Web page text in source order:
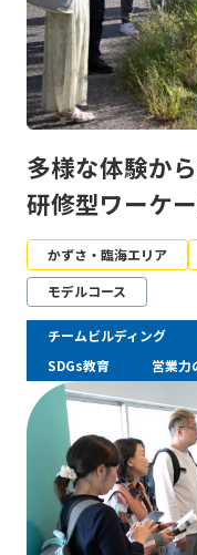
多様な体験か
研修型ワーケ
かずさ・臨海エリア
モデルコース
チームビルディング
SDGs教育
営業力